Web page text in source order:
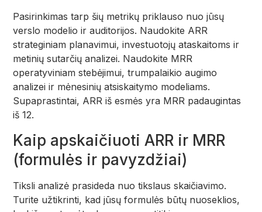
Pasirinkimas tarp šių metrikų priklauso nuo jūsų
verslo modelio ir auditorijos. Naudokite ARR
strateginiam planavimui, investuotojų ataskaitoms ir
metinių sutarčių analizei. Naudokite MRR
operatyviniam stebėjimui, trumpalaikio augimo
analizei ir mėnesinių atsiskaitymo modeliams.
Supaprastintai, ARR iš esmės yra MRR padaugintas
iš 12.
Kaip apskaičiuoti ARR ir MRR
(formulės ir pavyzdžiai)
Tiksli analizė prasideda nuo tikslaus skaičiavimo.
Turite užtikrinti, kad jūsų formulės būtų nuoseklios,